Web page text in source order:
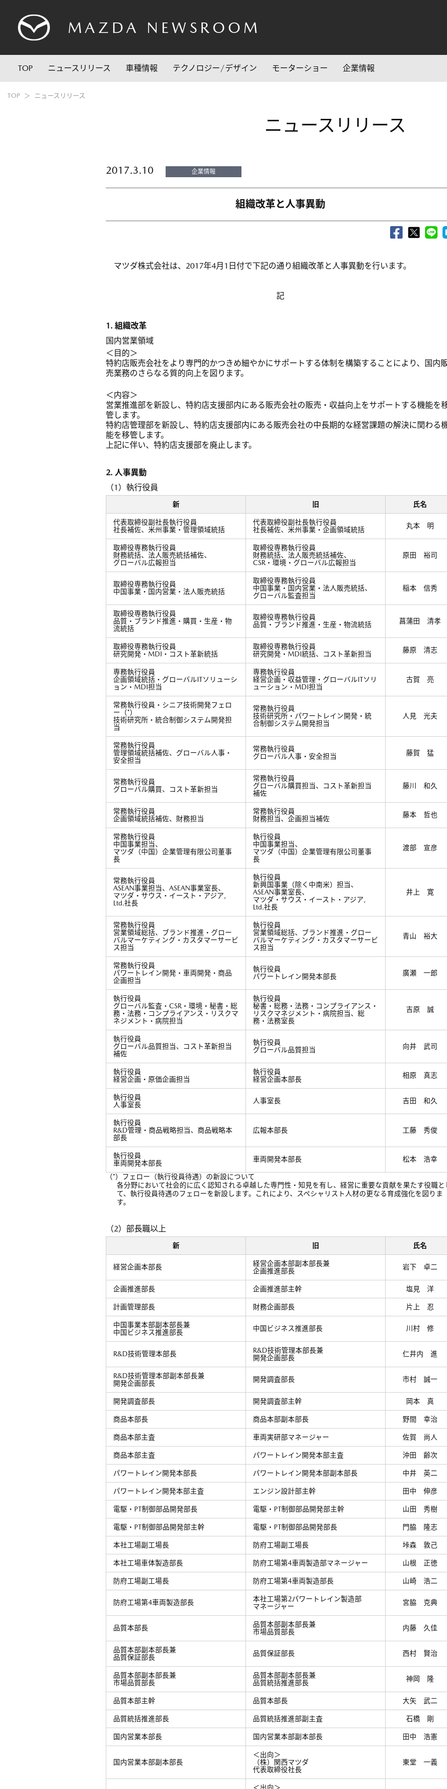
MAZDA NEWSROOM
TOP ニュースリリース 車種情報 テクノロジー/デザイン モーターショー 企業情報
TOP ニュースリリース
ニュースリリース
2017.3.10 企業情報
組織改革と人事異動
マツダ株式会社は、2017年4月1日付で下記の通り組織改革と人事異動を行います。
記
1. 組織改革
国内営業領域
＜目的＞
特約店販売会社をより専門的かつきめ細やかにサポートする体制を構築することにより、国内
売業務のさらなる質的向上を図ります。
＜内容＞
営業推進部を新設し、特約店支援部内にある販売会社の販売・収益向上をサポートする機能を
管します。
特約店管理部を新設し、特約店支援部内にある販売会社の中長期的な経営課題の解決に関わる
能を移管します。
上記に伴い、特約店支援部を廃止します。
2. 人事異動
（1）執行役員
新 旧 氏名
代表取締役副社長執行役員
社長補佐、米州事業・管理領域統括
代表取締役副社長執行役員
社長補佐、米州事業・企画領域統括
丸本 明
取締役専務執行役員
財務統括、法人販売統括補佐、
グローバル広報担当
取締役専務執行役員
財務統括、法人販売統括補佐、
CSR・環境・グローバル広報担当
原田 裕司
取締役専務執行役員
中国事業・国内営業・法人販売統括
取締役専務執行役員
中国事業・国内営業・法人販売統括、
グローバル監査担当
稲本 信秀
取締役専務執行役員
品質・ブランド推進・購買・生産・物
流統括
取締役専務執行役員
品質・ブランド推進・生産・物流統括
菖蒲田 清孝
取締役専務執行役員
研究開発・MDI・コスト革新統括
取締役専務執行役員
研究開発・MDI統括、コスト革新担当
藤原 清志
専務執行役員
企画領域統括・グローバルITソリューシ
ョン・MDI担当
専務執行役員
経営企画・収益管理・グローバルITソリ
ューション・MDI担当
古賀 亮
常務執行役員・シニア技術開発フェロ
ー（*）
技術研究所・統合制御システム開発担
当
常務執行役員
技術研究所・パワートレイン開発・統
合制御システム開発担当
人見 光夫
常務執行役員
管理領域統括補佐、グローバル人事・
安全担当
常務執行役員
グローバル人事・安全担当
藤賀 猛
常務執行役員
グローバル購買、コスト革新担当
常務執行役員
グローバル購買担当、コスト革新担当
補佐
藤川 和久
常務執行役員
企画領域統括補佐、財務担当
常務執行役員
財務担当、企画担当補佐
藤本 哲也
常務執行役員
中国事業担当、
マツダ（中国）企業管理有限公司董事
長
執行役員
中国事業担当、
マツダ（中国）企業管理有限公司董事
長
渡部 宣彦
常務執行役員
ASEAN事業担当、ASEAN事業室長、
マツダ・サウス・イースト・アジア,
Ltd.社長
執行役員
新興国事業（除く中南米）担当、
ASEAN事業室長、
マツダ・サウス・イースト・アジア,
Ltd.社長
井上 寛
常務執行役員
営業領域総括、ブランド推進・グロー
バルマーケティング・カスタマーサービ
ス担当
執行役員
営業領域総括、ブランド推進・グロー
バルマーケティング・カスタマーサービ
ス担当
青山 裕大
常務執行役員
パワートレイン開発・車両開発・商品
企画担当
執行役員
パワートレイン開発本部長
廣瀬 一郎
執行役員
グローバル監査・CSR・環境・秘書・総
務・法務・コンプライアンス・リスクマ
ネジメント・病院担当
執行役員
秘書・総務・法務・コンプライアンス・
リスクマネジメント・病院担当、総
務・法務室長
吉原 誠
執行役員
グローバル品質担当、コスト革新担当
補佐
執行役員
グローバル品質担当
向井 武司
執行役員
経営企画・原価企画担当
執行役員
経営企画本部長
相原 真志
執行役員
人事室長
人事室長 吉田 和久
執行役員
R&D管理・商品戦略担当、商品戦略本
部長
広報本部長 工藤 秀俊
執行役員
車両開発本部長
車両開発本部長 松本 浩幸
（*）フェロー（執行役員待遇）の新設について
各分野において社会的に広く認知される卓越した専門性・知見を有し、経営に重要な貢献を果たす役職と
て、執行役員待遇のフェローを新設します。これにより、スペシャリスト人材の更なる育成強化を図りま
す。
（2）部長職以上
新 旧 氏名
経営企画本部長
経営企画本部副本部長兼
企画推進部長
岩下 卓二
企画推進部長 企画推進部主幹 塩見 洋
計画管理部長 財務企画部長 片上 忍
中国事業本部副本部長兼
中国ビジネス推進部長
中国ビジネス推進部長 川村 修
R&D技術管理本部長
R&D技術管理本部長兼
開発企画部長
仁井内 進
R&D技術管理本部副本部長兼
開発企画部長
開発調査部長 市村 誠一
開発調査部長 開発調査部主幹 岡本 真
商品本部長 商品本部副本部長 野間 幸治
商品本部主査 車両実研部マネージャー 佐賀 尚人
商品本部主査 パワートレイン開発本部主査 沖田 齢次
パワートレイン開発本部長 パワートレイン開発本部副本部長 中井 英二
パワートレイン開発本部主査 エンジン設計部主幹 田中 伸彦
電駆・PT制御部品開発部長 電駆・PT制御部品開発部主幹 山田 秀樹
電駆・PT制御部品開発部主幹 電駆・PT制御部品開発部長 門脇 隆志
本社工場副工場長 防府工場副工場長 垰森 敦己
本社工場車体製造部長 防府工場第4車両製造部マネージャー 山根 正徳
防府工場副工場長 防府工場第4車両製造部長 山崎 浩二
防府工場第4車両製造部長
本社工場第2パワートレイン製造部
マネージャー
宮脇 克典
品質本部長
品質本部副本部長兼
市場品質部長
内藤 久佳
品質本部副本部長兼
品質保証部長
品質保証部長 西村 賢治
品質本部副本部長兼
市場品質部長
品質本部副本部長兼
品質統括推進部長
神岡 隆
品質本部主幹 品質本部長 大矢 武二
品質統括推進部長 品質統括推進部副主査 石橋 剛
国内営業本部長 国内営業本部副本部長 田中 浩憲
国内営業本部副本部長
＜出向＞
（株）関西マツダ
代表取締役社長
東堂 一義